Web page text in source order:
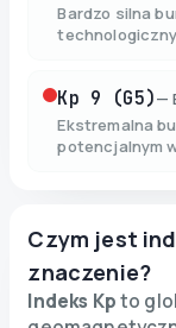
Bardzo silna
Kp 9 (G5)—
Ekstremalna
potencjalnym
Czym jest
znaczenie?
Indeks Kpto